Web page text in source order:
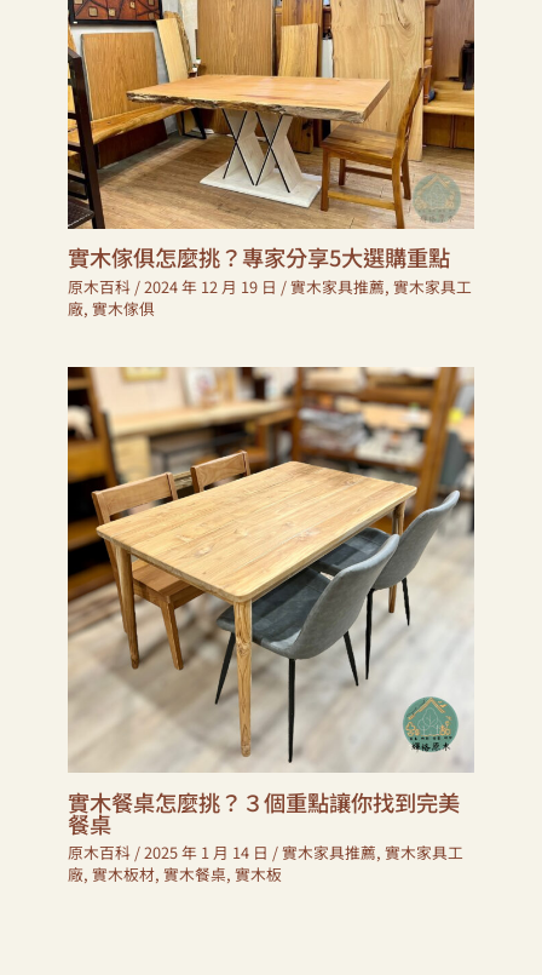
實木傢俱怎麼挑？專家分享5大選購重點
原木百科 /2024 年 12 月 19 日 /實木家具推薦,實木家具工
廠,實木傢俱
實木餐桌怎麼挑？３個重點讓你找到完美
餐桌
原木百科 /2025 年 1 月 14 日 /實木家具推薦,實木家具工
廠,實木板材,實木餐桌,實木板